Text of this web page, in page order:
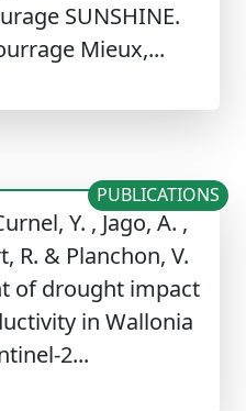
SUNSHINE.
Mieux,...
Y. , Jago, A. ,
R. & Planchon, V.
of drought impact
in Wallonia
2...
PUBLICATIONS